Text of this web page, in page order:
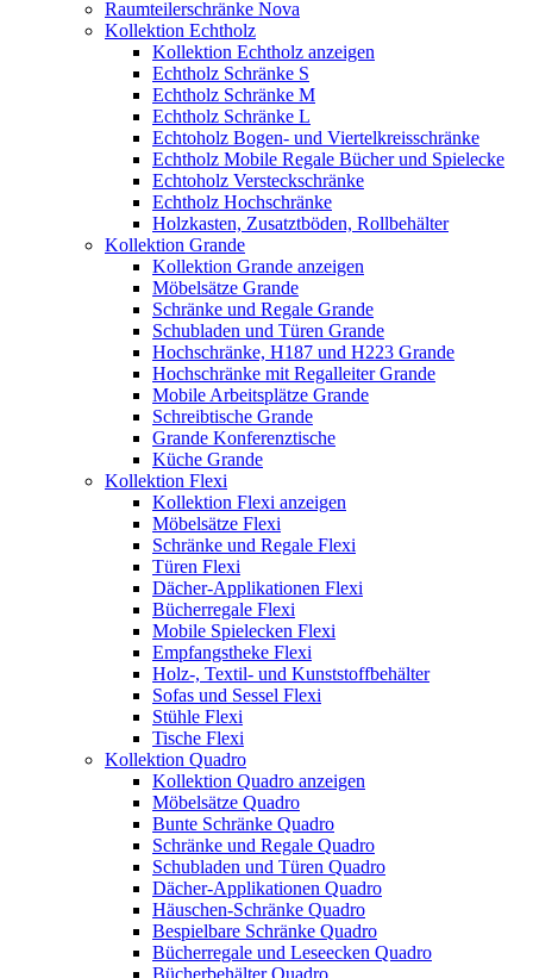
Raumteilerschränke Nova
Kollektion Echtholz
Kollektion Echtholz anzeigen
Echtholz Schränke S
Echtholz Schränke M
Echtholz Schränke L
Echtoholz Bogen- und Viertelkreisschränke
Echtholz Mobile Regale Bücher und Spielecke
Echtoholz Versteckschränke
Echtholz Hochschränke
Holzkasten, Zusatztböden, Rollbehälter
Kollektion Grande
Kollektion Grande anzeigen
Möbelsätze Grande
Schränke und Regale Grande
Schubladen und Türen Grande
Hochschränke, H187 und H223 Grande
Hochschränke mit Regalleiter Grande
Mobile Arbeitsplätze Grande
Schreibtische Grande
Grande Konferenztische
Küche Grande
Kollektion Flexi
Kollektion Flexi anzeigen
Möbelsätze Flexi
Schränke und Regale Flexi
Türen Flexi
Dächer-Applikationen Flexi
Bücherregale Flexi
Mobile Spielecken Flexi
Empfangstheke Flexi
Holz-, Textil- und Kunststoffbehälter
Sofas und Sessel Flexi
Stühle Flexi
Tische Flexi
Kollektion Quadro
Kollektion Quadro anzeigen
Möbelsätze Quadro
Bunte Schränke Quadro
Schränke und Regale Quadro
Schubladen und Türen Quadro
Dächer-Applikationen Quadro
Häuschen-Schränke Quadro
Bespielbare Schränke Quadro
Bücherregale und Leseecken Quadro
Bücherbehälter Quadro